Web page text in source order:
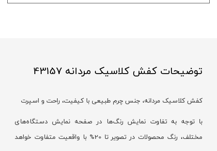
توضیحات کفش کلاسیک مردانه 43157
کفش کلاسیک مردانه، جنس چرم طبیعی با کیفیت، راحت و اسپرت
با توجه به تفاوت نمایش رنگ‌ها در صفحه نمایش دستگاه‌های
مختلف، رنگ محصولات در تصویر تا 20% با واقعیت متفاوت خواهد